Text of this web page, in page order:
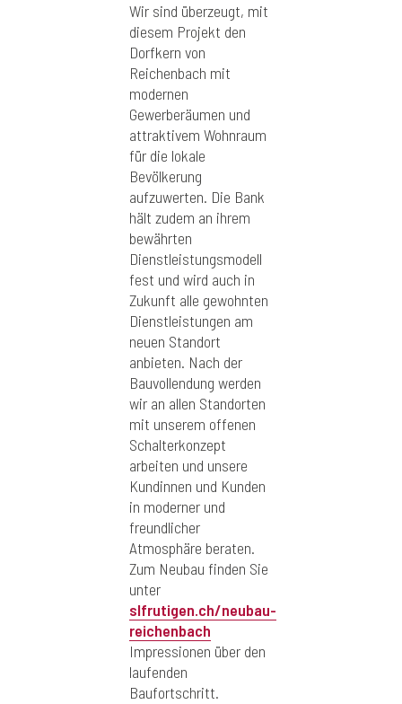
Wir sind überzeugt, mit
diesem Projekt den
Dorfkern von
Reichenbach mit
modernen
Gewerberäumen und
attraktivem Wohnraum
für die lokale
Bevölkerung
aufzuwerten. Die Bank
hält zudem an ihrem
bewährten
Dienstleistungsmodell
fest und wird auch in
Zukunft alle gewohnten
Dienstleistungen am
neuen Standort
anbieten. Nach der
Bauvollendung werden
wir an allen Standorten
mit unserem offenen
Schalterkonzept
arbeiten und unsere
Kundinnen und Kunden
in moderner und
freundlicher
Atmosphäre beraten.
Zum Neubau finden Sie
unter
slfrutigen.ch/neubau-
reichenbach
Impressionen über den
laufenden
Baufortschritt.